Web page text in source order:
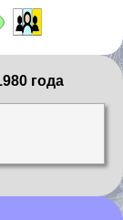
года